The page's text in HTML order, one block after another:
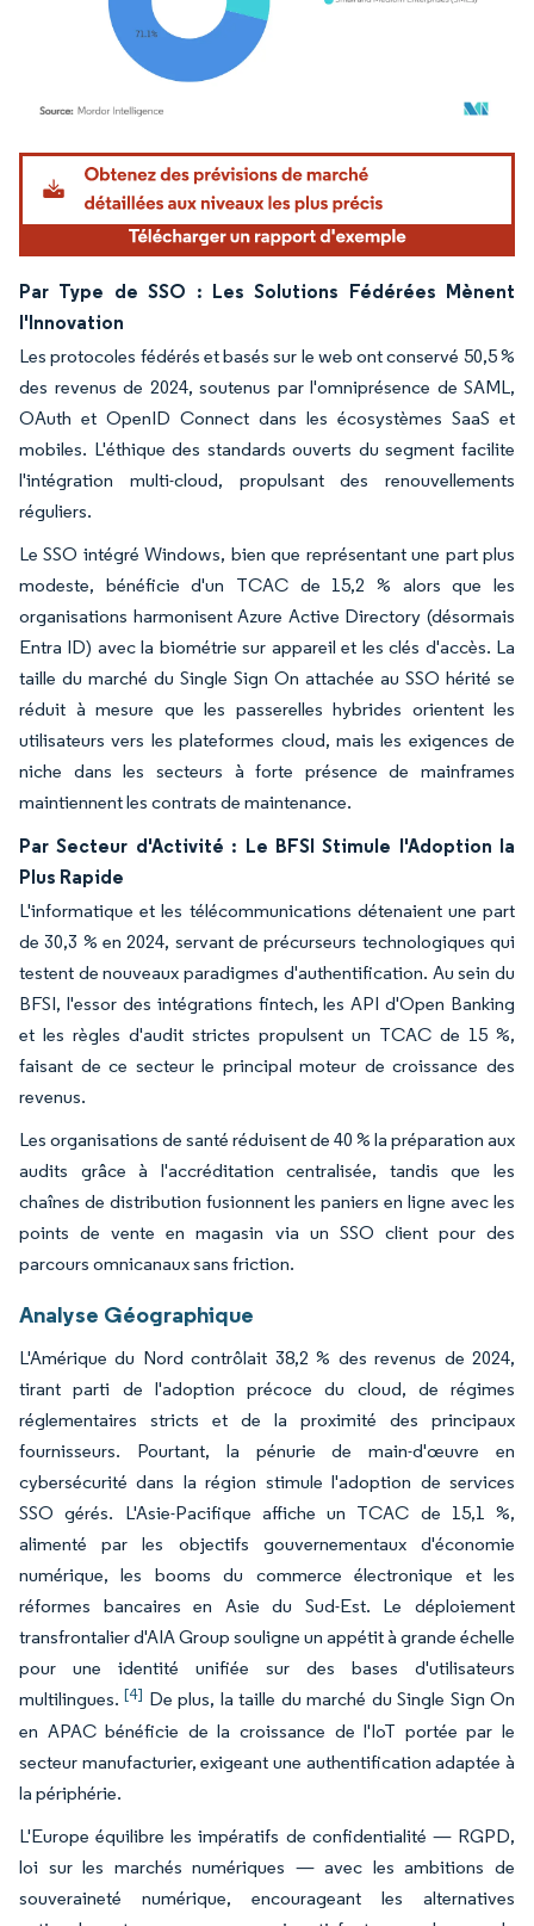
Image © Mordor Intelligence. La réutilisation nécessite une attribution sous CC BY
Par Type de SSO : Les Solutions Fédérées Mènent
l'Innovation
Les protocoles fédérés et basés sur le web ont conservé 50,5 %
des revenus de 2024, soutenus par l'omniprésence de SAML,
OAuth et OpenID Connect dans les écosystèmes SaaS et
mobiles. L'éthique des standards ouverts du segment facilite
l'intégration multi-cloud, propulsant des renouvellements
réguliers.
Le SSO intégré Windows, bien que représentant une part plus
modeste, bénéficie d'un TCAC de 15,2 % alors que les
organisations harmonisent Azure Active Directory (désormais
Entra ID) avec la biométrie sur appareil et les clés d'accès. La
taille du marché du Single Sign On attachée au SSO hérité se
réduit à mesure que les passerelles hybrides orientent les
utilisateurs vers les plateformes cloud, mais les exigences de
niche dans les secteurs à forte présence de mainframes
maintiennent les contrats de maintenance.
Par Secteur d'Activité : Le BFSI Stimule l'Adoption la
Plus Rapide
L'informatique et les télécommunications détenaient une part
de 30,3 % en 2024, servant de précurseurs technologiques qui
testent de nouveaux paradigmes d'authentification. Au sein du
BFSI, l'essor des intégrations fintech, les API d'Open Banking
et les règles d'audit strictes propulsent un TCAC de 15 %,
faisant de ce secteur le principal moteur de croissance des
revenus.
Les organisations de santé réduisent de 40 % la préparation aux
audits grâce à l'accréditation centralisée, tandis que les
chaînes de distribution fusionnent les paniers en ligne avec les
points de vente en magasin via un SSO client pour des
parcours omnicanaux sans friction.
Analyse Géographique
L'Amérique du Nord contrôlait 38,2 % des revenus de 2024,
tirant parti de l'adoption précoce du cloud, de régimes
réglementaires stricts et de la proximité des principaux
fournisseurs. Pourtant, la pénurie de main-d'œuvre en
cybersécurité dans la région stimule l'adoption de services
SSO gérés. L'Asie-Pacifique affiche un TCAC de 15,1 %,
alimenté par les objectifs gouvernementaux d'économie
numérique, les booms du commerce électronique et les
réformes bancaires en Asie du Sud-Est. Le déploiement
transfrontalier d'AIA Group souligne un appétit à grande échelle
pour une identité unifiée sur des bases d'utilisateurs
multilingues.[4] De plus, la taille du marché du Single Sign On
en APAC bénéficie de la croissance de l'IoT portée par le
secteur manufacturier, exigeant une authentification adaptée à
la périphérie.
L'Europe équilibre les impératifs de confidentialité — RGPD,
loi sur les marchés numériques — avec les ambitions de
souveraineté numérique, encourageant les alternatives